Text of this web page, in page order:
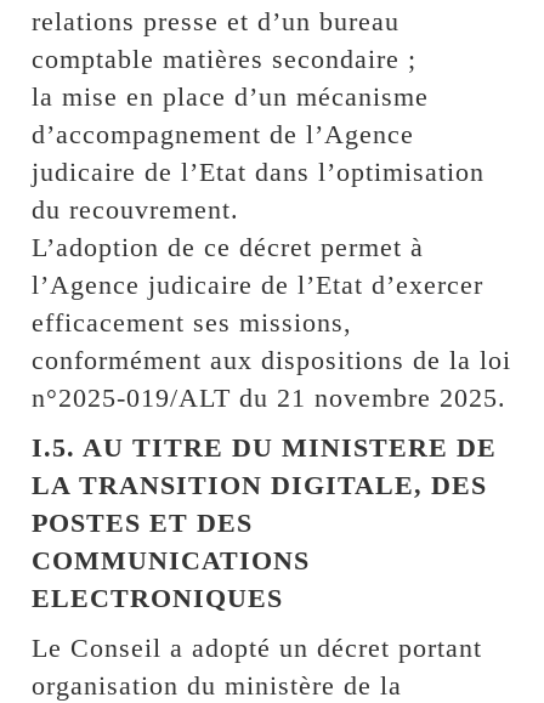
relations presse et d’un bureau
comptable matières secondaire ;
la mise en place d’un mécanisme
d’accompagnement de l’Agence
judicaire de l’Etat dans l’optimisation
du recouvrement.
L’adoption de ce décret permet à
l’Agence judicaire de l’Etat d’exercer
efficacement ses missions,
conformément aux dispositions de la loi
n°2025-019/ALT du 21 novembre 2025.
I.5. AU TITRE DU MINISTERE DE
LA TRANSITION DIGITALE, DES
POSTES ET DES
COMMUNICATIONS
ELECTRONIQUES
Le Conseil a adopté un décret portant
organisation du ministère de la